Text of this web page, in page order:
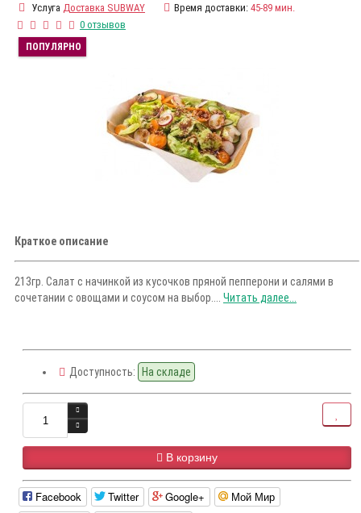
Услуга Доставка SUBWAY Время доставки: 45-89 мин.
0 отзывов
ПОПУЛЯРНО
Краткое описание
213гр. Салат с начинкой из кусочков пряной пепперони и салями в
сочетании с овощами и соусом на выбор.... Читать далее...
Доступность: На складе
В корзину
Facebook Twitter Google+ Мой Мир